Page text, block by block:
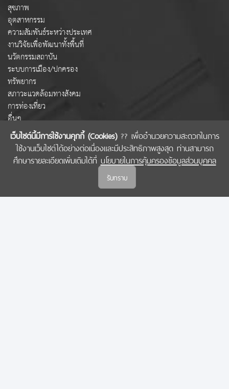
เว็บไซต์นี้มีการใช้งานคุกกี้ (Cookies)?? เพื่ออำนวยความสะดวกในการ
ใช้งานเว็บไซต์ได้อย่างต่อเนื่องและมีประสิทธิภาพสูงสุด ท่านสามารถ
ศึกษารายละเอียดเพิ่มเติมได้ที่ นโยบายในการคุ้มครองข้อมูลส่วนบุคคล
รับทราบ
สุขภาพ
อุตสาหกรรม
ความสัมพันธ์ระหว่างประเทศ
งานวิจัยเพื่อพัฒนาทั้งพื้นที่
นวัตกรรมสถาบัน
ระบบการเมือง/ปกครอง
ทรัพยากร
สภาวะแวดล้อมทางสังคม
การท่องเที่ยว
อื่นๆ
COPYRIGHT © 2022 สำนักงานคณะกรรมการส่งเสริมวิทยาศาสตร์ วิจัยและนวัตกรรม
(สกสว.)
นโยบายในการคุ้มครองข้อมูลส่วนบุคคล